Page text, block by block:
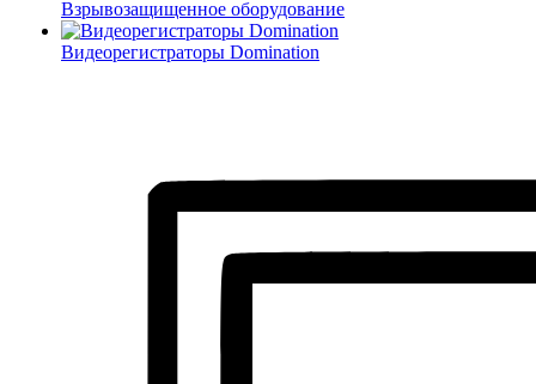
Взрывозащищенное оборудование
Видеорегистраторы Domination